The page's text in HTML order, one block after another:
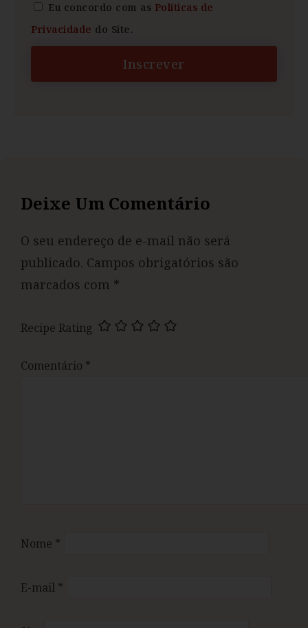
Eu concordo com as Políticas de
Privacidade do Site.
Inscrever
Deixe Um Comentário
O seu endereço de e-mail não será
publicado. Campos obrigatórios são
marcados com *
Recipe Rating
Comentário *
Nome *
E-mail *